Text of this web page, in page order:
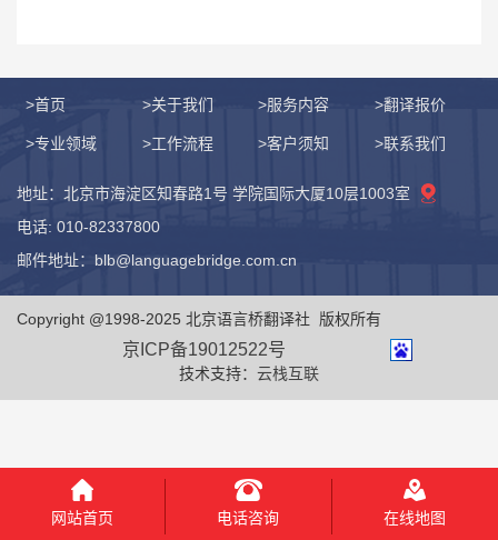
>首页 >关于我们 >服务内容 >翻译报价
>专业领域 >工作流程 >客户须知 >联系我们
地址：北京市海淀区知春路1号 学院国际大厦10层1003室
电话: 010-82337800
邮件地址：blb@languagebridge.com.cn
Copyright @1998-2025 北京语言桥翻译社 版权所有
京ICP备19012522号
技术支持： 云栈互联
网站首页 电话咨询 在线地图